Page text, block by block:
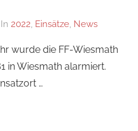
Von
In 2022 Einsätze News
wurde die FF-Wiesmath
in Wiesmath alarmiert.
…